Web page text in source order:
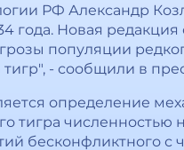
РФ Александр
года. Новая
популяции
- сообщили в
определение
тигра численностью
бесконфликтного